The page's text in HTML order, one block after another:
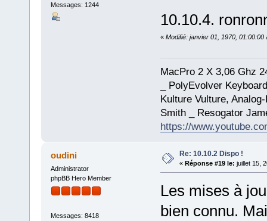
Messages: 1244
10.10.4.
« Modifié: janvier 01, 1970, 01:00:00
MacPro 2 X 3,06 Ghz
_ PolyEvolver
Kulture Vulture,
Smith _ Resogator
https://
oudini
Administrator
phpBB Hero Member
Messages: 8418
Re: 10.10.2 Dispo !
« Réponse #19 le: juillet 15,
Les mises à
bien connu.